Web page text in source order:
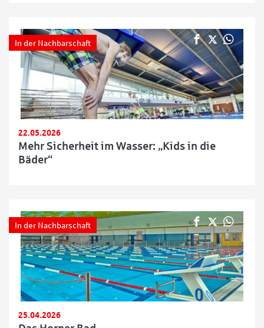
In der Nachbarschaft
22.05.2026
Mehr Sicherheit im Wasser: „Kids in die
Bäder“
In der Nachbarschaft
25.04.2026